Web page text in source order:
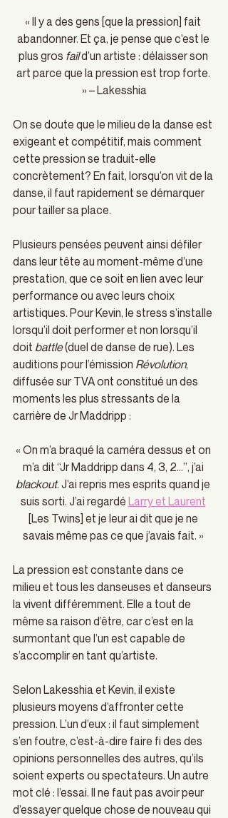
« Il y a des gens [que la pression] fait
abandonner. Et ça, je pense que c’est le
plus gros fail d’un artiste : délaisser son
art parce que la pression est trop forte.
» – Lakesshia
On se doute que le milieu de la danse est
exigeant et compétitif, mais comment
cette pression se traduit-elle
concrètement? En fait, lorsqu’on vit de la
danse, il faut rapidement se démarquer
pour tailler sa place.
Plusieurs pensées peuvent ainsi défiler
dans leur tête au moment-même d’une
prestation, que ce soit en lien avec leur
performance ou avec leurs choix
artistiques. Pour Kevin, le stress s’installe
lorsqu’il doit performer et non lorsqu’il
doit battle (duel de danse de rue). Les
auditions pour l’émission Révolution,
diffusée sur TVAont constitué un des
moments les plus stressants de la
carrière de Jr Maddripp :
« On m’a braqué la caméra dessus et on
m’a dit “Jr Maddripp dans 4, 3, 2…”, j’ai
blackout. J’ai repris mes esprits quand je
suis sorti. J’ai regardé Larry et Laurent
[Les Twins] et je leur ai dit que je ne
savais même pas ce que j’avais fait. »
La pression est constante dans ce
milieu et tous les danseuses et danseurs
la vivent différemment. Elle a tout de
même sa raison d’être, car c’est en la
surmontant que l’un est capable de
s’accomplir en tant qu’artiste.
Selon Lakesshia et Kevin, il existe
plusieurs moyens d’affronter cette
pression. L’un d’eux : il faut simplement
s’en foutre, c’est-à-dire faire fi des des
opinions personnelles des autres, qu’ils
soient experts ou spectateurs. Un autre
mot clé : l’essai. Il ne faut pas avoir peur
d’essayer quelque chose de nouveau qui